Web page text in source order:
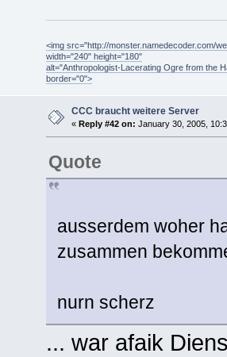
<img src="http://monster.namedecoder.com/
width="240" height="180"
alt="Anthropologist-Lacerating Ogre from the
border="0">
CCC braucht weitere Server
« Reply #42 on: January 30, 2005,
Quote
ausserdem woher
zusammen
nurn scherz
... war afaik